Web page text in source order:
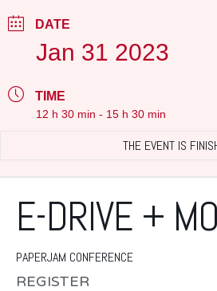
DATE
Jan 31 2023
TIME
12 h 30 min - 15 h 30 min
THE EVENT IS
E-DRIVE +
PAPERJAM CONFERENCE
REGISTER